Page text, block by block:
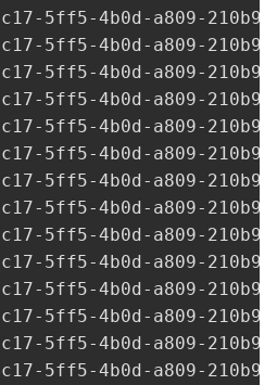
5ff5-4b0d-a809-
5ff5-4b0d-a809-
5ff5-4b0d-a809-
5ff5-4b0d-a809-
5ff5-4b0d-a809-
5ff5-4b0d-a809-
5ff5-4b0d-a809-
5ff5-4b0d-a809-
5ff5-4b0d-a809-
5ff5-4b0d-a809-
5ff5-4b0d-a809-
5ff5-4b0d-a809-
5ff5-4b0d-a809-
5ff5-4b0d-a809-